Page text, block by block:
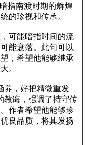
指南渡时期的辉煌
的珍视和传承。
可能暗指时间的流
能衰落。此句可以
，希望他能够继承
。
养，好把精微重发
教诲，强调了持守传
作者希望他能够珍
良品质，将其发扬